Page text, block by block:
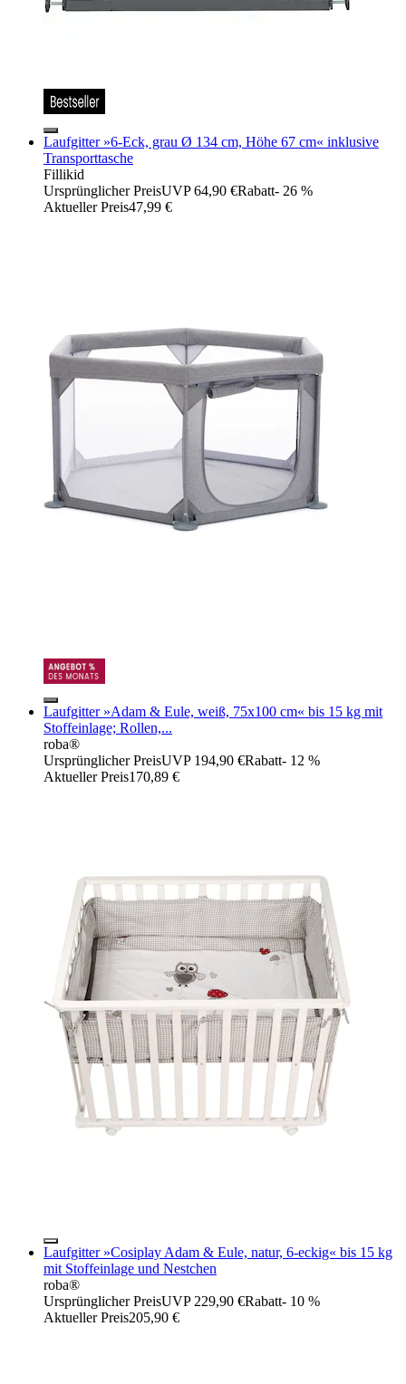
Laufgitter »6-Eck, grau Ø 134 cm, Höhe 67 cm« inklusive
Transporttasche
Fillikid
Ursprünglicher PreisUVP 64,90 €Rabatt- 26 %
Aktueller Preis47,99 €
Laufgitter »Adam & Eule, weiß, 75x100 cm« bis 15 kg mit
Stoffeinlage; Rollen,...
roba®
Ursprünglicher PreisUVP 194,90 €Rabatt- 12 %
Aktueller Preis170,89 €
Laufgitter »Cosiplay Adam & Eule, natur, 6-eckig« bis 15 kg
mit Stoffeinlage und Nestchen
roba®
Ursprünglicher PreisUVP 229,90 €Rabatt- 10 %
Aktueller Preis205,90 €